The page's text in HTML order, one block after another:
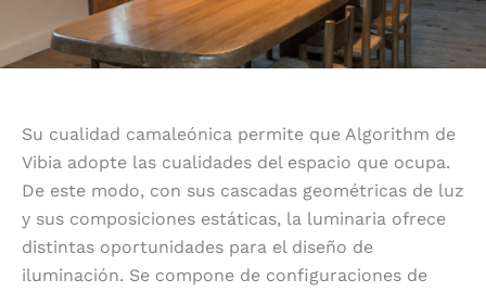
Su cualidad camaleónica permite que Algorithm de
Vibia adopte las cualidades del espacio que ocupa.
De este modo, con sus cascadas geométricas de luz
y sus composiciones estáticas, la luminaria ofrece
distintas oportunidades para el diseño de
iluminación. Se compone de configuraciones de